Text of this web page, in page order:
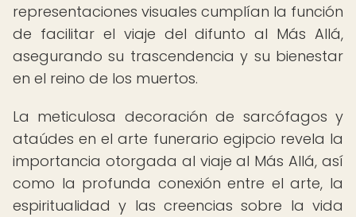
representaciones visuales cumplían la función
de facilitar el viaje del difunto al Más Allá,
asegurando su trascendencia y su bienestar
en el reino de los muertos.
La meticulosa decoración de sarcófagos y
ataúdes en el arte funerario egipcio revela la
importancia otorgada al viaje al Más Allá, así
como la profunda conexión entre el arte, la
espiritualidad y las creencias sobre la vida